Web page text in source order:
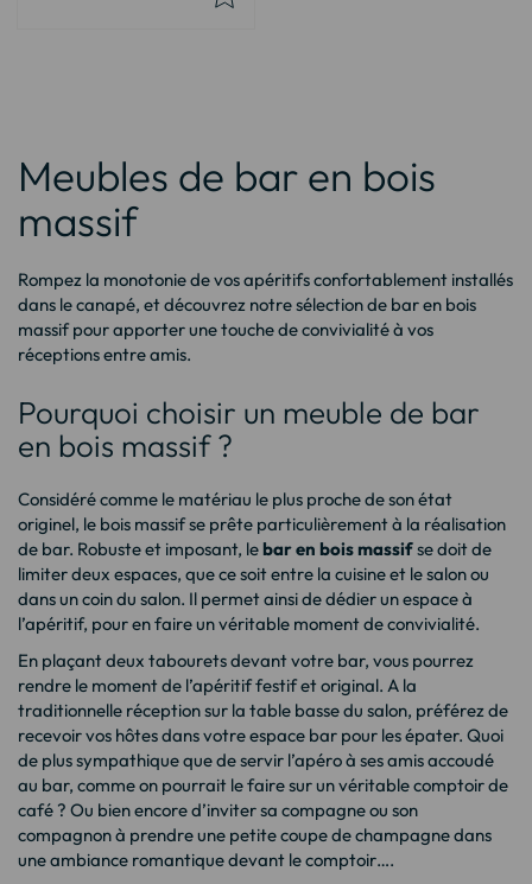
Meubles de bar en bois
massif
Rompez la monotonie de vos apéritifs confortablement installés
dans le canapé, et découvrez notre sélection de bar en bois
massif pour apporter une touche de convivialité à vos
réceptions entre amis.
Pourquoi choisir un meuble de bar
en bois massif ?
Considéré comme le matériau le plus proche de son état
originel, le bois massif se prête particulièrement à la réalisation
de bar. Robuste et imposant, lebar en bois massifse doit de
limiter deux espaces, que ce soit entre la cuisine et le salon ou
dans un coin du salon. Il permet ainsi de dédier un espace à
l’apéritif, pour en faire un véritable moment de convivialité.
En plaçant deux tabourets devant votre bar, vous pourrez
rendre le moment de l’apéritif festif et original. A la
traditionnelle réception sur la table basse du salon, préférez de
recevoir vos hôtes dans votre espace bar pour les épater. Quoi
de plus sympathique que de servir l’apéro à ses amis accoudé
au bar, comme on pourrait le faire sur un véritable comptoir de
café ? Ou bien encore d’inviter sa compagne ou son
compagnon à prendre une petite coupe de champagne dans
une ambiance romantique devant le comptoir….